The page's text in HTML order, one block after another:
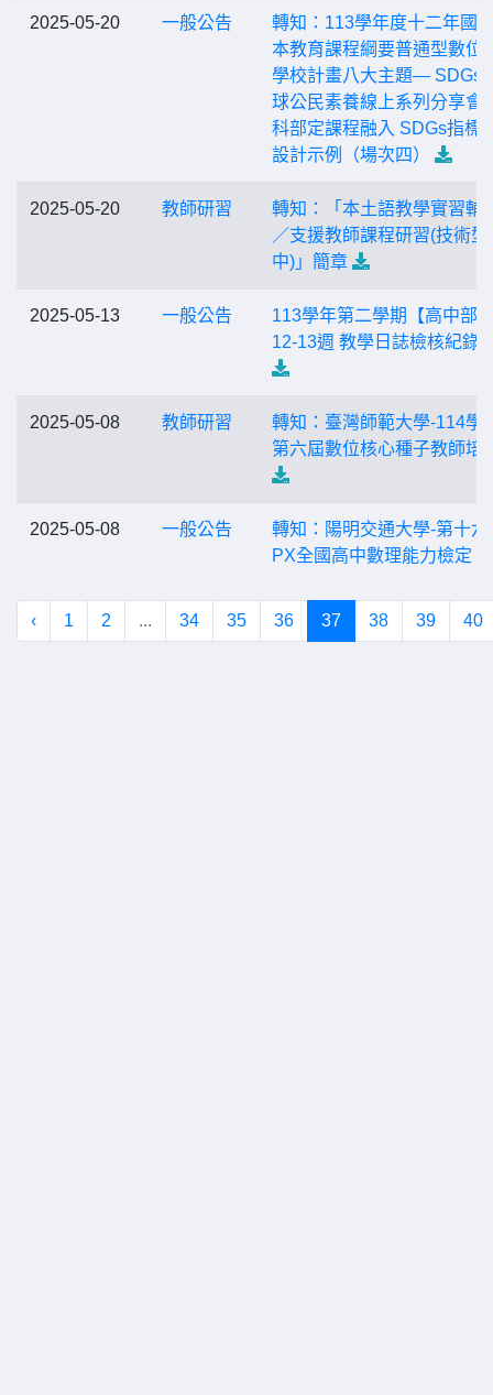
2025-05-20 一般公告
轉知：113學年度十二年國
本教育課程綱要普通型數位
學校計畫八大主題— SDGs
球公民素養線上系列分享會
科部定課程融入 SDGs指標
設計示例（場次四）
2025-05-20 教師研習
轉知：「本土語教學實習輔
／支援教師課程研習(技術型
中)」簡章
2025-05-13 一般公告
113學年第二學期【高中部
12-13週 教學日誌檢核紀錄
2025-05-08 教師研習
轉知：臺灣師範大學-114學
第六屆數位核心種子教師培
2025-05-08 一般公告
轉知：陽明交通大學-第十六
PX全國高中數理能力檢定
‹ 1 2 ... 34 35 36 37 38 39 40